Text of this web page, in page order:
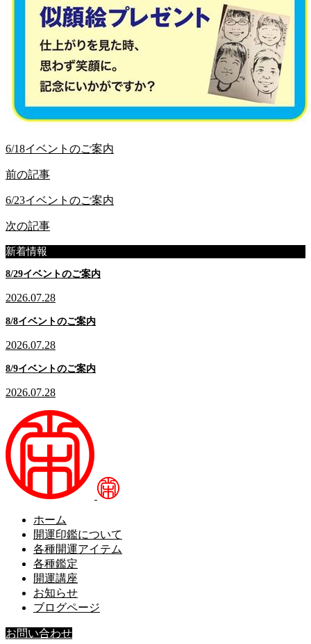
6/18イベントのご案内
前の記事
6/23イベントのご案内
次の記事
新着情報
8/29イベントのご案内
2026.07.28
8/8イベントのご案内
2026.07.28
8/9イベントのご案内
2026.07.28
ホーム
開運印鑑について
各種開運アイテム
各種鑑定
開運講座
お知らせ
ブログページ
お問い合わせ